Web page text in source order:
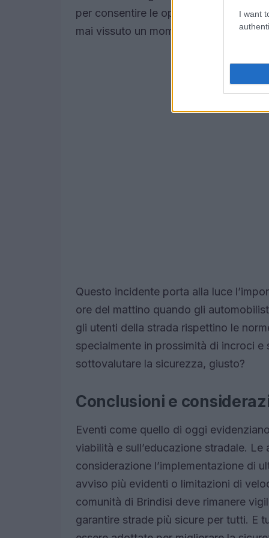
I want
per consentire le operazioni di
mai vissuto un momento di
Questo incidente porta alla luce
ore del mattino quando gli
gli utenti della strada rispettino le
specialmente in prossimità di incroci
sottovalutare la sicurezza, giusto?
Conclusioni e
Eventi come quello di oggi
viabilità e sull’educazione stradale.
considerazione l’implementazione di
avviso più evidenti o limitazioni di
comunità di Brindisi deve rimanere
garantire strade più sicure per tutti. E